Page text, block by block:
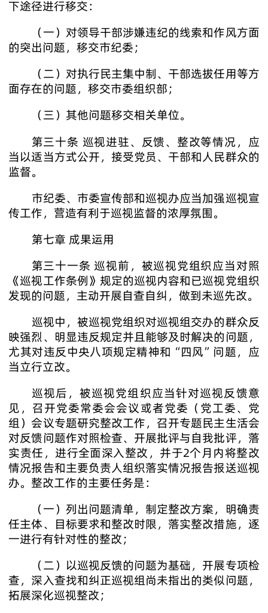
下途径进行移交：
（一）对领导干部涉嫌违纪的线索和作风方面
的突出问题，移交市纪委；
（二）对执行民主集中制、干部选拔任用等方
面存在的问题，移交市委组织部；
（三）其他问题移交相关单位。
第三十条 巡视进驻、反馈、整改等情况，应
当以适当方式公开，接受党员、干部和人民群众的
监督。
市纪委、市委宣传部和巡视办应当加强巡视宣
传工作，营造有利于巡视监督的浓厚氛围。
第七章 成果运用
第三十一条 巡视前，被巡视党组织应当对照
《巡视工作条例》规定的巡视内容和已巡视党组织
发现的问题，主动开展自查自纠，做到未巡先改。
巡视中，被巡视党组织对巡视组交办的群众反
映强烈、明显违反规定并且能够及时解决的问题，
尤其对违反中央八项规定精神和“四风”问题，应
当立行立改。
巡视后，被巡视党组织应当针对巡视反馈意
见，召开党委常委会会议或者党委（党工委、党
组）会议专题研究整改工作，召开专题民主生活会
对反馈问题作对照检查、开展批评与自我批评，落
实责任，进行全面深入整改，并于2个月内将整改
情况报告和主要负责人组织落实情况报告报送巡视
办。整改工作的主要任务是：
（一）列出问题清单，制定整改方案，明确责
任主体、目标要求和整改时限，落实整改措施，逐
一进行有针对性的整改；
（二）以巡视反馈的问题为基础，开展专项检
查，深入查找和纠正巡视组尚未指出的类似问题，
拓展深化巡视整改；